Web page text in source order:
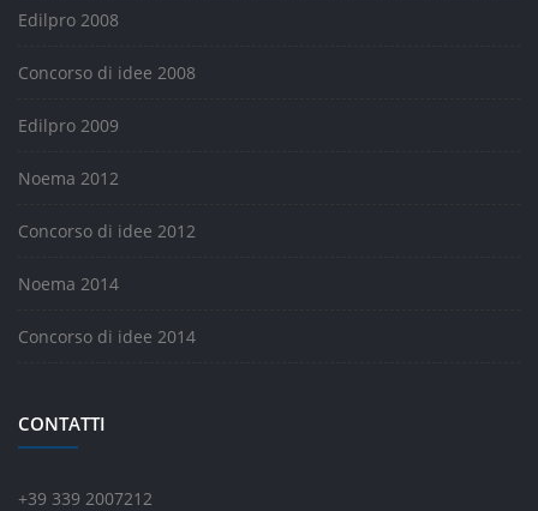
Edilpro 2008
Concorso di idee 2008
Edilpro 2009
Noema 2012
Concorso di idee 2012
Noema 2014
Concorso di idee 2014
CONTATTI
+39 339 2007212